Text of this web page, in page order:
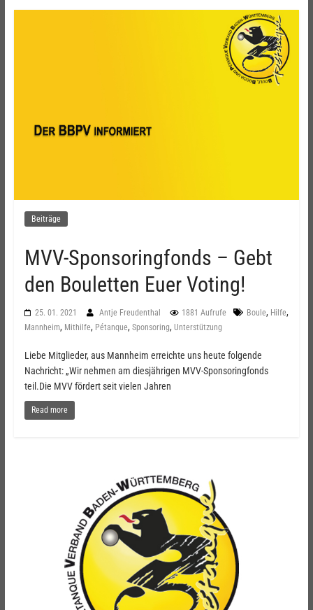
Beiträge
MVV-Sponsoringfonds – Gebt
den Bouletten Euer Voting!
25. 01. 2021 Antje Freudenthal 1881 Aufrufe Boule, Hilfe,
Mannheim, Mithilfe, Pétanque, Sponsoring, Unterstützung
Liebe Mitglieder, aus Mannheim erreichte uns heute folgende
Nachricht: „Wir nehmen am diesjährigen MVV-Sponsoringfonds
teil.Die MVV fördert seit vielen Jahren
Read more